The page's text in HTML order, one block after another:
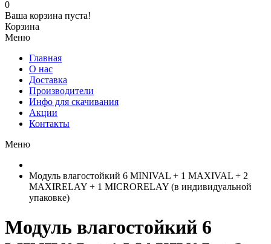
0
Ваша корзина пуста!
Корзина
Меню
Главная
О нас
Доставка
Производители
Инфо для скачивания
Акции
Контакты
Меню
Модуль влагостойкий 6 MINIVAL + 1 MAXIVAL + 2
MAXIRELAY + 1 MICRORELAY (в индивидуальной
упаковке)
Модуль влагостойкий 6